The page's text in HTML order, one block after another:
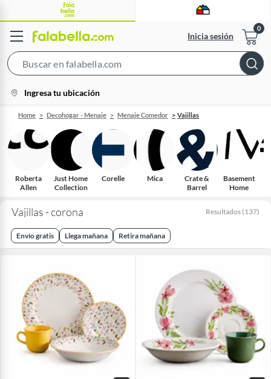
Inicia sesión
Bar
location-
icon
Ingresa tu ubicación
Home Decohogar - Menaje Menaje Comedor Vajillas
Roberta
Allen
Just Home
Collection
Corelle Mica
Crate &
Barrel
Basement
Home
Vajillas - corona Resultados (137)
Envío gratis Llega mañana Retira mañana